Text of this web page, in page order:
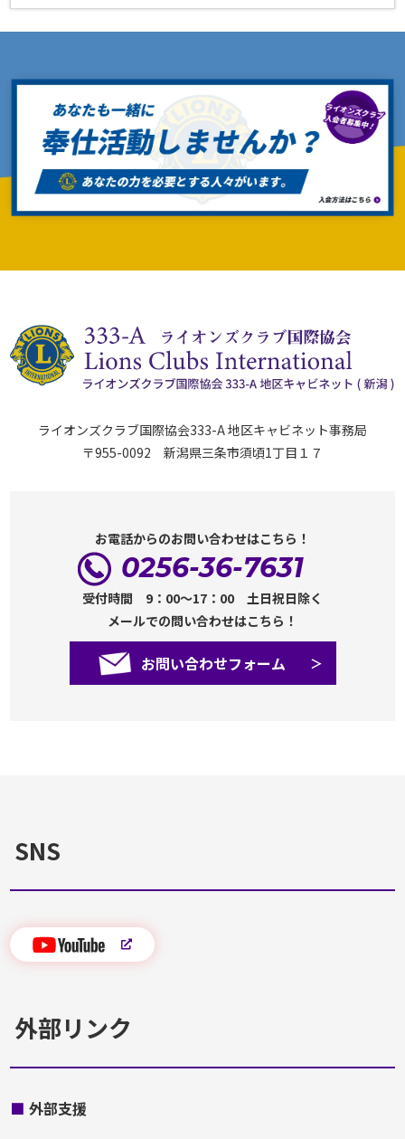
ライオンズクラブ国際協会333-A 地区キャビネット事務局
〒955-0092 新潟県三条市須頃1丁目１７
お電話からのお問い合わせはこちら！
0256-36-7631
受付時間 9：00～17：00 土日祝日除く
メールでの問い合わせはこちら！
お問い合わせフォーム
SNS
外部リンク
■ 外部支援